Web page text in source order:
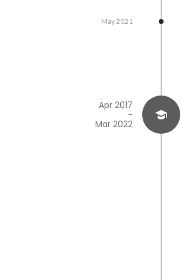
May 2021
Apr 2017
-
Mar 2022